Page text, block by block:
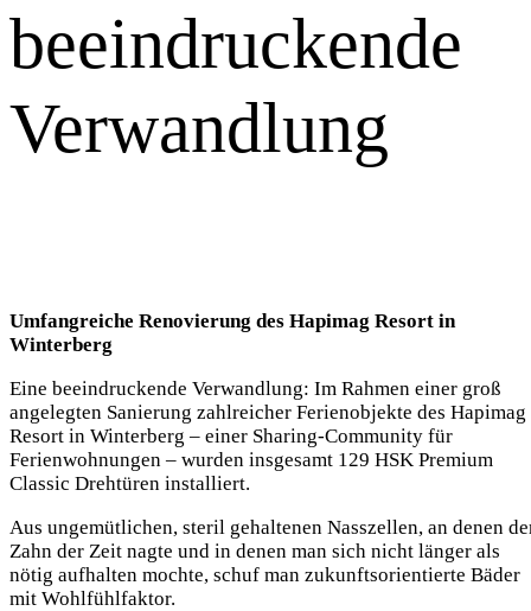
beeindruckende
Verwandlung
Umfangreiche Renovierung des Hapimag Resort in
Winterberg
Eine beeindruckende Verwandlung: Im Rahmen einer groß
angelegten Sanierung zahlreicher Ferienobjekte des Hapimag
Resort in Winterberg – einer Sharing-Community für
Ferienwohnungen – wurden insgesamt 129 HSK Premium
Classic Drehtüren installiert.
Aus ungemütlichen, steril gehaltenen Nasszellen, an denen
Zahn der Zeit nagte und in denen man sich nicht länger als
nötig aufhalten mochte, schuf man zukunftsorientierte Bäder
mit Wohlfühlfaktor.